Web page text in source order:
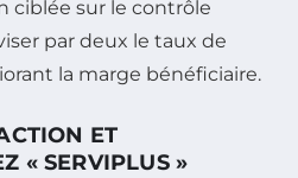
ciblée sur le contrôle
par deux le taux de
la marge bénéficiaire.
ET
« SERVIPLUS »